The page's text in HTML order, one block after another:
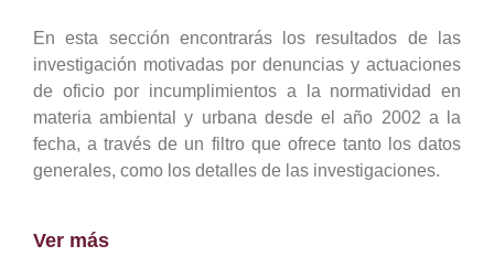
En esta sección encontrarás los resultados de las
investigación motivadas por denuncias y actuaciones
de oficio por incumplimientos a la normatividad en
materia ambiental y urbana desde el año 2002 a la
fecha, a través de un filtro que ofrece tanto los datos
generales, como los detalles de las investigaciones.
Ver más